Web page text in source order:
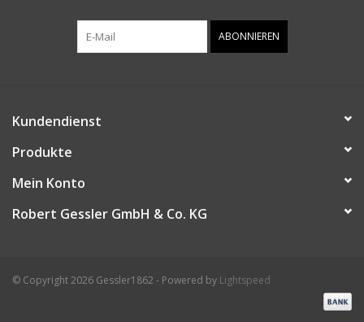
ABONNIEREN
Kundendienst
Produkte
Mein Konto
Robert Gessler GmbH & Co. KG
© Copyright 2026 Gessler1862 - Powered by Lightspeed